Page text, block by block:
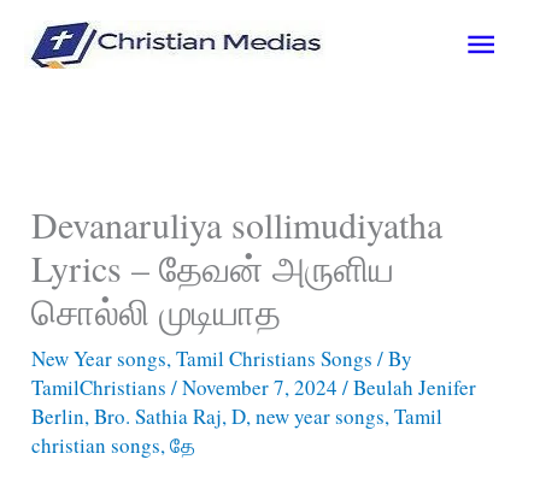
Main
Devanaruliya sollimudiyatha
Lyrics – தேவன் அருளிய
சொல்லி முடியாத
New Year songs,Tamil Christians Songs / By
TamilChristians/November 7, 2024/Beulah Jenifer
Berlin,Bro. Sathia Raj,D,new year songs,Tamil
christian songs,தே